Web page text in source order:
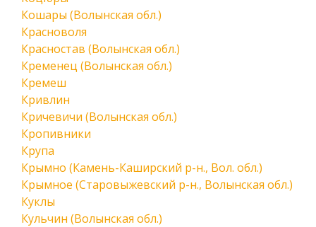
Кошары (Волынская обл.)
Красноволя
Красностав (Волынская обл.)
Кременец (Волынская обл.)
Кремеш
Кривлин
Кричевичи (Волынская обл.)
Кропивники
Крупа
Крымно (Камень-Каширский р-н., Вол. обл.)
Крымное (Старовыжевский р-н., Волынская обл.)
Куклы
Кульчин (Волынская обл.)